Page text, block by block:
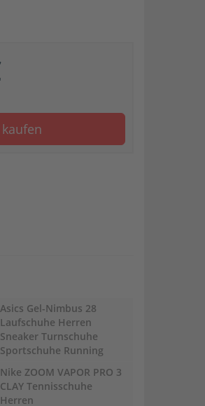
kaufen
Asics Gel-Nimbus 28
Laufschuhe Herren
Sneaker Turnschuhe
Sportschuhe Running
Nike ZOOM VAPOR PRO 3
CLAY Tennisschuhe
Herren